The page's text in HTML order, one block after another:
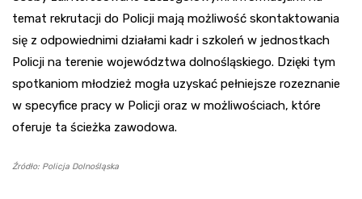
temat rekrutacji do Policji mają możliwość skontaktowania
się z odpowiednimi działami kadr i szkoleń w jednostkach
Policji na terenie województwa dolnośląskiego. Dzięki tym
spotkaniom młodzież mogła uzyskać pełniejsze rozeznanie
w specyfice pracy w Policji oraz w możliwościach, które
oferuje ta ścieżka zawodowa.
Źródło: Policja Dolnośląska